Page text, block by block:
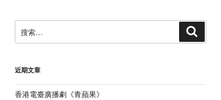
索：
近期文章
香港電臺廣播劇《青蘋果》